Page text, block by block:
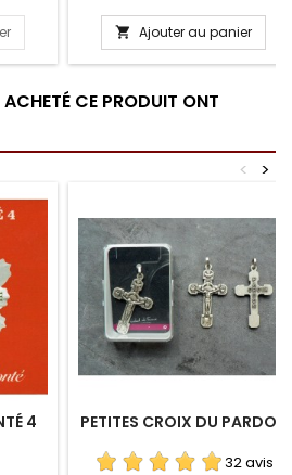
 Ajouter au panier
CE PRODUIT ONT
>
<
4 PETITES CROIX DU PARDON
32 avis